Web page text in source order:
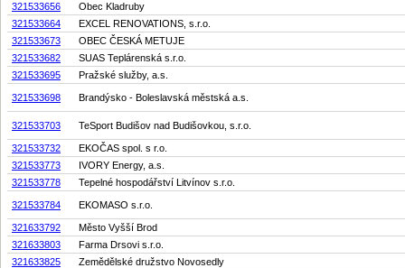
321533656
Obec Kladruby
321533664
EXCEL RENOVATIONS, s.r.o.
321533673
OBEC ČESKÁ METUJE
321533682
SUAS Teplárenská s.r.o.
321533695
Pražské služby, a.s.
321533698 Brandýsko - Boleslavská městská a.s.
321533703 TeSport Budišov nad Budišovkou, s.r.o.
321533732
EKOČAS spol. s r.o.
321533773
IVORY Energy, a.s.
321533778
Tepelné hospodářství Litvínov s.r.o.
321533784 EKOMASO s.r.o.
321633792
Město Vyšší Brod
321633803
Farma Drsovi s.r.o.
321633825
Zemědělské družstvo Novosedly